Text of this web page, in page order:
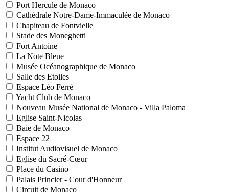
Port Hercule de Monaco
Cathédrale Notre-Dame-Immaculée de Monaco
Chapiteau de Fontvielle
Stade des Moneghetti
Fort Antoine
La Note Bleue
Musée Océanographique de Monaco
Salle des Etoiles
Espace Léo Ferré
Yacht Club de Monaco
Nouveau Musée National de Monaco - Villa Paloma
Eglise Saint-Nicolas
Baie de Monaco
Espace 22
Institut Audiovisuel de Monaco
Eglise du Sacré-Cœur
Place du Casino
Palais Princier - Cour d'Honneur
Circuit de Monaco